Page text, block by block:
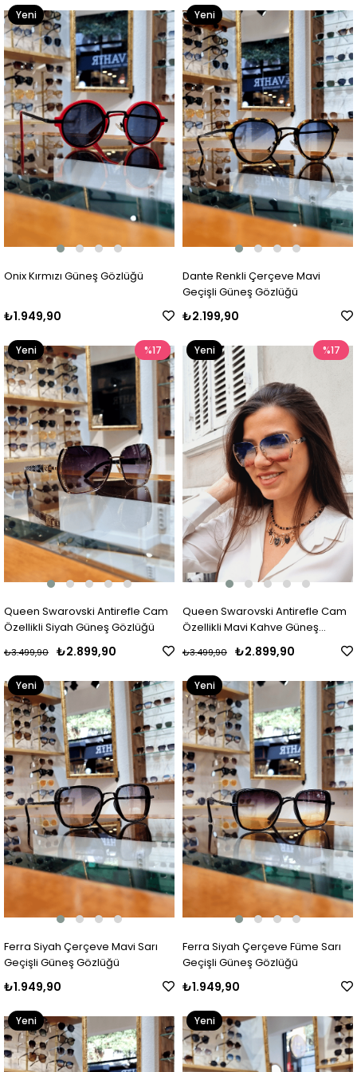
Onix Kırmızı Güneş Gözlüğü
₺1.949,90
Yeni
Ürün
Dante Renkli Çerçeve Mavi
Geçişli Güneş Gözlüğü
₺2.199,90
Yeni
Ürün
Queen Swarovski Antirefle Cam
Özellikli Siyah Güneş Gözlüğü
₺2.899,90
₺3.499,90
%17
Yeni
Ürün
Queen Swarovski Antirefle Cam
Özellikli Mavi Kahve Güneş
₺2.899,90
₺3.499,90
%17
Yeni
Ürün
Ferra Siyah Çerçeve Mavi Sarı
Geçişli Güneş Gözlüğü
₺1.949,90
Yeni
Ürün
Ferra Siyah Çerçeve Füme Sarı
Geçişli Güneş Gözlüğü
₺1.949,90
Yeni
Ürün
Yeni
Ürün
Yeni
Ürün